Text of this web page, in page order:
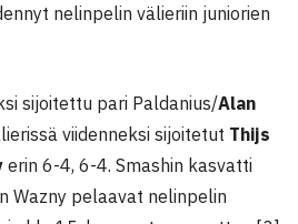
nelinpelin välieriin juniorien
sijoitettu pari Paldanius/Alan
viidenneksi sijoitetut Thijs
erin 6-4, 6-4. Smashin kasvatti
Wazny pelaavat nelinpelin